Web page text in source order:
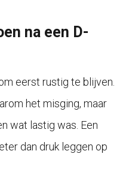
na een D-
eerst rustig te blijven.
het misging, maar
wat lastig was. Een
dan druk leggen op